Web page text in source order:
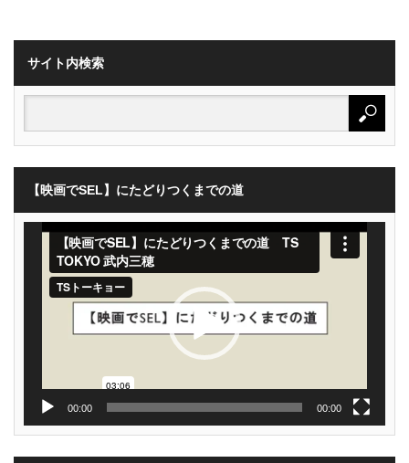
サイト内検索
【映画でSEL】にたどりつくまでの道
動
00:00 00:00